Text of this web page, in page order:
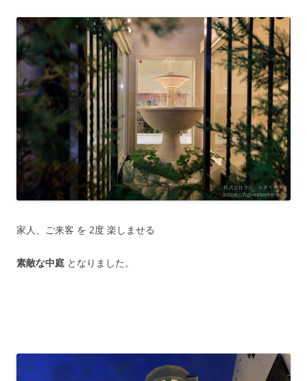
家人、ご来客 を 2度 楽しませる
素敵な中庭 となりました。